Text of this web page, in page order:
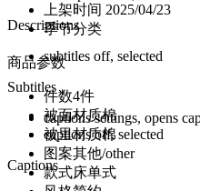
Descriptions
subtitles off, selected
Subtitles
captions settings, opens
captions off, selected
Captions
上架时间 2025/04/23
季节分类
商品参数
件数4件
被面材质棉
被里材质棉
图案其他/other
款式床单式